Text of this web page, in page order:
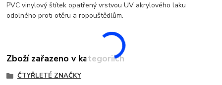
PVC vinylový štítek opatřený vrstvou UV akrylového laku
odolného proti otěru a ropouštědlům.
Zboží zařazeno v kategoriích
ČTYŘLETÉ ZNAČKY